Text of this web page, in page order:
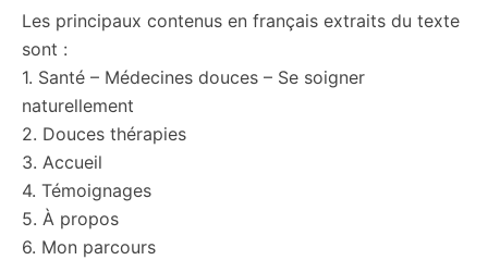
Les principaux contenus en français extraits du texte
sont :
1. Santé – Médecines douces – Se soigner
naturellement
2. Douces thérapies
3. Accueil
4. Témoignages
5. À propos
6. Mon parcours